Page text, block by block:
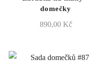
domečky
890,00 Kč